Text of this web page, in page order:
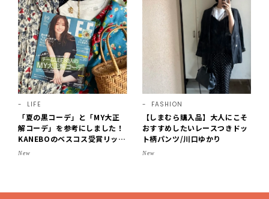
LIFE
「夏の黒コーデ」と「MY大正
解コーデ」を参考にしました！
KANEBOのベスコス受賞リップ
購入も。LEE8・9月号を読んだ
New
FASHION
【しまむら購入品】大人にこそ
おすすめしたいレースつきドッ
ト柄パンツ/川口ゆかり
New